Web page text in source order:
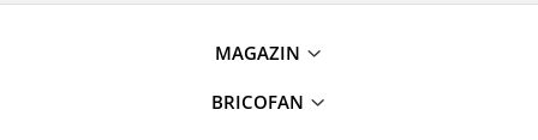
Kituri de siguranta si supravietuire
MAGAZIN
BRICOFAN